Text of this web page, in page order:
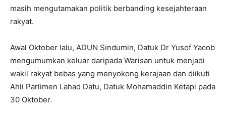
masih mengutamakan politik berbanding kesejahteraan
rakyat.
Awal Oktober lalu, ADUN Sindumin, Datuk Dr Yusof Yacob
mengumumkan keluar daripada Warisan untuk menjadi
wakil rakyat bebas yang menyokong kerajaan dan diikuti
Ahli Parlimen Lahad Datu, Datuk Mohamaddin Ketapi pada
30 Oktober.